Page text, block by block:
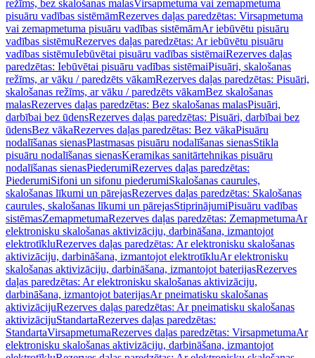
režīms, bez skalošanas malasVirsapmetuma vai zemapmetuma
pisuāru vadības sistēmāmRezerves daļas paredzētas: Virsapmetuma
vai zemapmetuma pisuāru vadības sistēmāmAr iebūvētu pisuāru
vadības sistēmuRezerves daļas paredzētas: Ar iebūvētu pisuāru
vadības sistēmuIebūvētai pisuāru vadības sistēmaiRezerves daļas
paredzētas: Iebūvētai pisuāru vadības sistēmaiPisuāri, skalošanas
režīms, ar vāku / paredzēts vākamRezerves daļas paredzētas: Pisuāri,
skalošanas režīms, ar vāku / paredzēts vākamBez skalošanas
malasRezerves daļas paredzētas: Bez skalošanas malasPisuāri,
darbībai bez ūdensRezerves daļas paredzētas: Pisuāri, darbībai bez
ūdensBez vākaRezerves daļas paredzētas: Bez vākaPisuāru
nodalīšanas sienasPlastmasas pisuāru nodalīšanas sienasStikla
pisuāru nodalīšanas sienasKeramikas sanitārtehnikas pisuāru
nodalīšanas sienasPiederumiRezerves daļas paredzētas:
PiederumiSifoni un sifonu piederumiSkalošanas caurules,
skalošanas līkumi un pārejasRezerves daļas paredzētas: Skalošanas
caurules, skalošanas līkumi un pārejasStiprinājumiPisuāru vadības
sistēmasZemapmetumaRezerves daļas paredzētas: ZemapmetumaAr
elektronisku skalošanas aktivizāciju, darbināšana, izmantojot
elektrotīkluRezerves daļas paredzētas: Ar elektronisku skalošanas
aktivizāciju, darbināšana, izmantojot elektrotīkluAr elektronisku
skalošanas aktivizāciju, darbināšana, izmantojot baterijasRezerves
daļas paredzētas: Ar elektronisku skalošanas aktivizāciju,
darbināšana, izmantojot baterijasAr pneimatisku skalošanas
aktivizācijuRezerves daļas paredzētas: Ar pneimatisku skalošanas
aktivizācijuStandartaRezerves daļas paredzētas:
StandartaVirsapmetumaRezerves daļas paredzētas: VirsapmetumaAr
elektronisku skalošanas aktivizāciju, darbināšana, izmantojot